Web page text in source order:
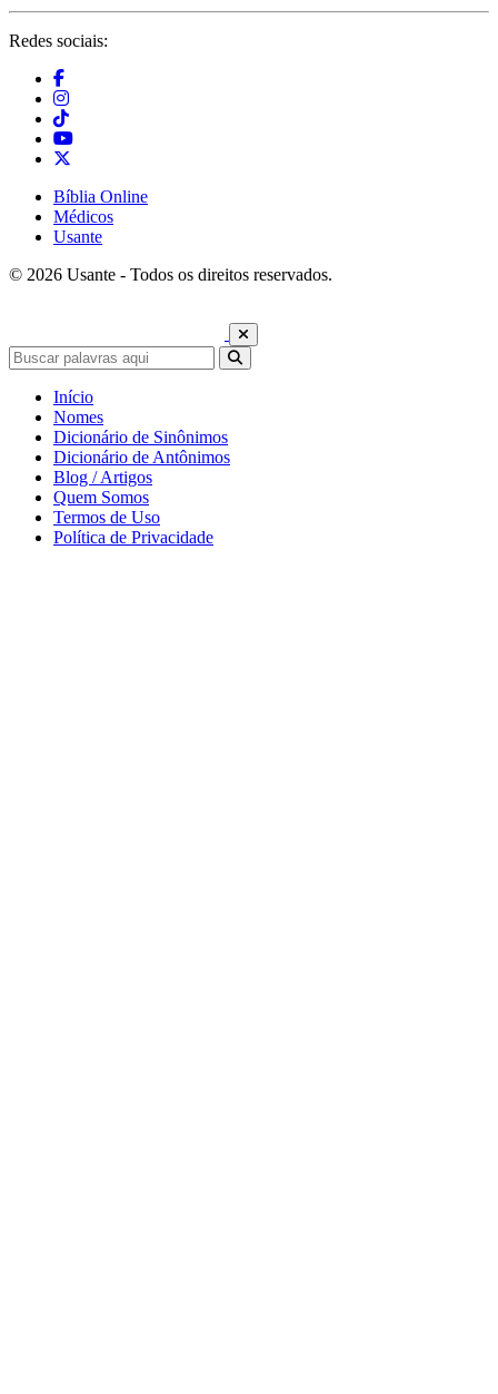
Redes sociais:
Bíblia Online
Médicos
Usante
© 2026 Usante - Todos os direitos reservados.
Início
Nomes
Dicionário de Sinônimos
Dicionário de Antônimos
Blog / Artigos
Quem Somos
Termos de Uso
Política de Privacidade